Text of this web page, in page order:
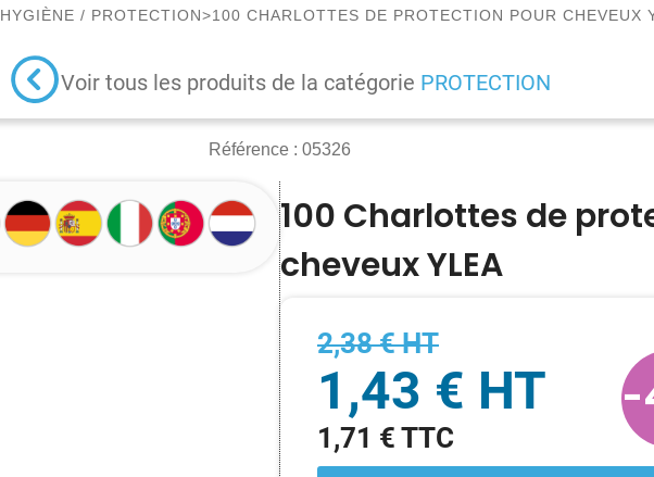
HYGIÈNE / PROTECTION>100 CHARLOTTES DE PROTECTION POUR CHEVEUX
Voir tous les produits de la catégorie PROTECTION
Référence : 05326
100 Charlottes de
cheveux YLEA
2,38 € HT
1,43 € HT
1,71 € TTC
-